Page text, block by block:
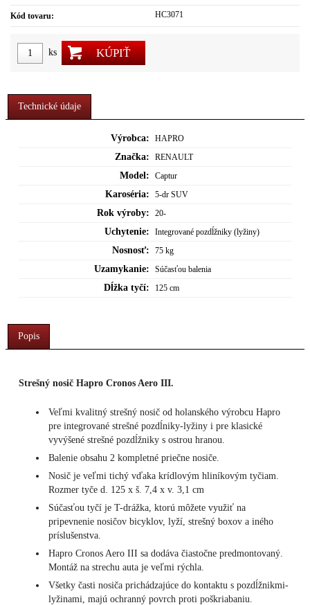
Kód tovaru: HC3071
ks KÚPIŤ
Technické údaje
Výrobca: HAPRO
Značka: RENAULT
Model: Captur
Karoséria: 5-dr SUV
Rok výroby: 20-
Uchytenie: Integrované pozdĺžniky (lyžiny)
Nosnosť: 75 kg
Uzamykanie: Súčasťou balenia
Dĺžka tyčí: 125 cm
Popis
Strešný nosič Hapro Cronos Aero III.
Veľmi kvalitný strešný nosič od holanského výrobcu Hapro
pre integrované strešné pozdĺniky-lyžiny i pre klasické
vyvýšené strešné pozdĺžniky s ostrou hranou.
Balenie obsahu 2 kompletné priečne nosiče.
Nosič je veľmi tichý vďaka krídlovým hliníkovým tyčiam.
Rozmer tyče d. 125 x š. 7,4 x v. 3,1 cm
Súčasťou tyčí je T-drážka, ktorú môžete využiť na
pripevnenie nosičov bicyklov, lyží, strešný boxov a iného
príslušenstva.
Hapro Cronos Aero III sa dodáva čiastočne predmontovaný.
Montáž na strechu auta je veľmi rýchla.
Všetky časti nosiča prichádzajúce do kontaktu s pozdĺžnikmi-
lyžinami, majú ochranný povrch proti poškriabaniu.